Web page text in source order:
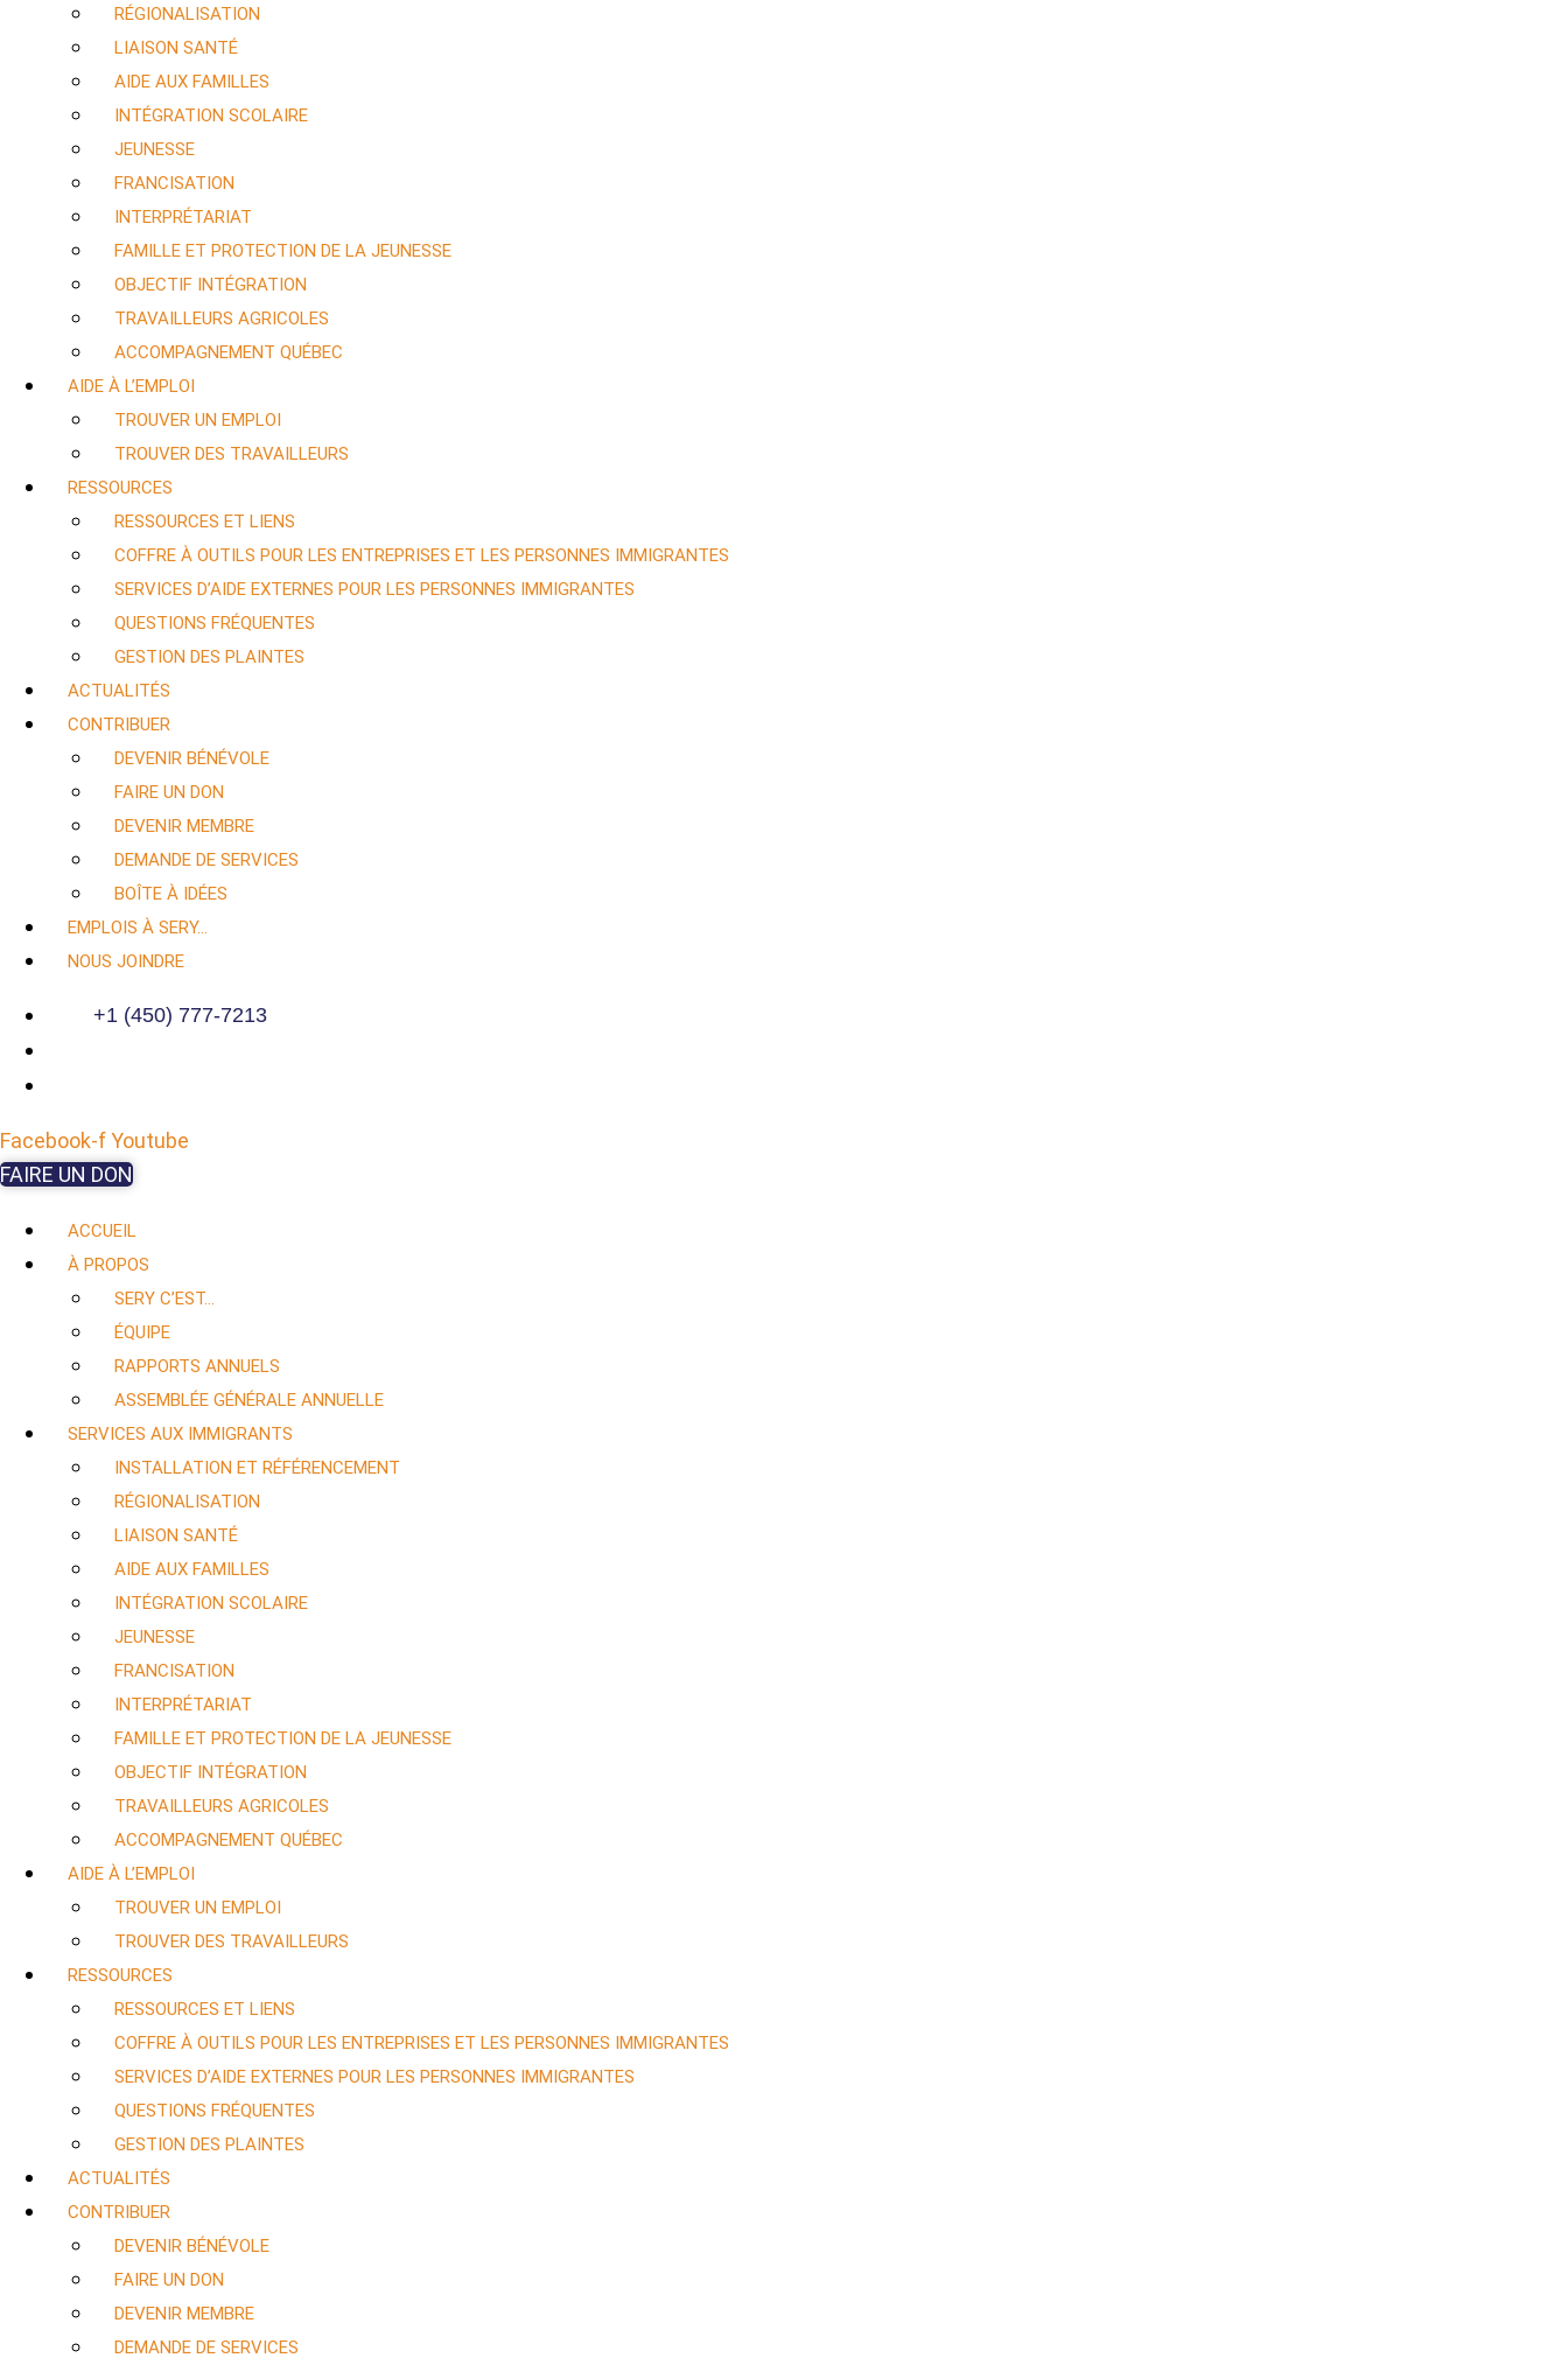
RÉGIONALISATION
LIAISON SANTÉ
AIDE AUX FAMILLES
INTÉGRATION SCOLAIRE
JEUNESSE
FRANCISATION
INTERPRÉTARIAT
FAMILLE ET PROTECTION DE LA JEUNESSE
OBJECTIF INTÉGRATION
TRAVAILLEURS AGRICOLES
ACCOMPAGNEMENT QUÉBEC
AIDE À L’EMPLOI
TROUVER UN EMPLOI
TROUVER DES TRAVAILLEURS
RESSOURCES
RESSOURCES ET LIENS
COFFRE À OUTILS POUR LES ENTREPRISES ET LES PERSONNES IMMIGRANTES
SERVICES D’AIDE EXTERNES POUR LES PERSONNES IMMIGRANTES
QUESTIONS FRÉQUENTES
GESTION DES PLAINTES
ACTUALITÉS
CONTRIBUER
DEVENIR BÉNÉVOLE
FAIRE UN DON
DEVENIR MEMBRE
DEMANDE DE SERVICES
BOÎTE À IDÉES
EMPLOIS À SERY…
NOUS JOINDRE
+1 (450) 777-7213
Facebook-fYoutube
FAIRE UN DON
ACCUEIL
À PROPOS
SERY C’EST…
ÉQUIPE
RAPPORTS ANNUELS
ASSEMBLÉE GÉNÉRALE ANNUELLE
SERVICES AUX IMMIGRANTS
INSTALLATION ET RÉFÉRENCEMENT
RÉGIONALISATION
LIAISON SANTÉ
AIDE AUX FAMILLES
INTÉGRATION SCOLAIRE
JEUNESSE
FRANCISATION
INTERPRÉTARIAT
FAMILLE ET PROTECTION DE LA JEUNESSE
OBJECTIF INTÉGRATION
TRAVAILLEURS AGRICOLES
ACCOMPAGNEMENT QUÉBEC
AIDE À L’EMPLOI
TROUVER UN EMPLOI
TROUVER DES TRAVAILLEURS
RESSOURCES
RESSOURCES ET LIENS
COFFRE À OUTILS POUR LES ENTREPRISES ET LES PERSONNES IMMIGRANTES
SERVICES D’AIDE EXTERNES POUR LES PERSONNES IMMIGRANTES
QUESTIONS FRÉQUENTES
GESTION DES PLAINTES
ACTUALITÉS
CONTRIBUER
DEVENIR BÉNÉVOLE
FAIRE UN DON
DEVENIR MEMBRE
DEMANDE DE SERVICES